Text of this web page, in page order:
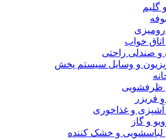
رومیزی
خواب
و صندلی راحتی
و وسایل سیستم پخش
ظرفشویی
فریزر
آشپزی و غذاخوری
و گاز
لباسشویی و خشک کننده